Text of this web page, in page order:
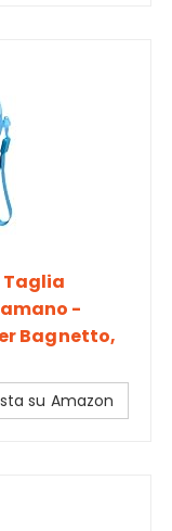
Taglia
-
Bagnetto,
su Amazon